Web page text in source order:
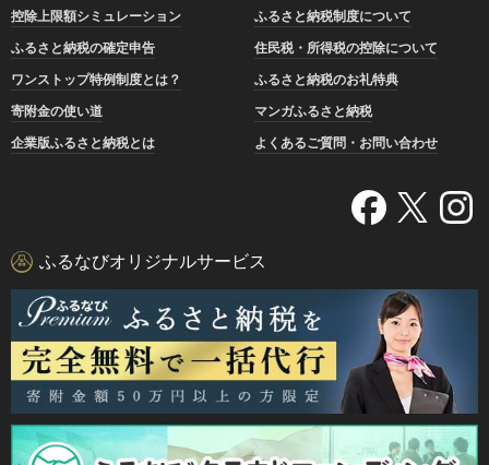
控除上限額シミュレーション
ふるさと納税制度について
ふるさと納税の確定申告
住民税・所得税の控除について
ワンストップ特例制度とは？
ふるさと納税のお礼特典
寄附金の使い道
マンガふるさと納税
企業版ふるさと納税とは
よくあるご質問・お問い合わせ
ふるなびオリジナルサービス